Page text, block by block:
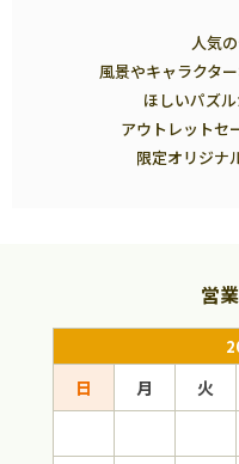
人気
風景やキャラクタ
ほしいパズ
アウトレットセ
限定オリジナ
営
日 月 火